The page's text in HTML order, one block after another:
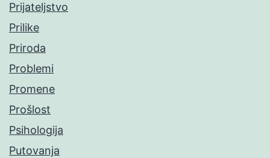
Prijateljstvo
Prilike
Priroda
Problemi
Promene
Prošlost
Psihologija
Putovanja